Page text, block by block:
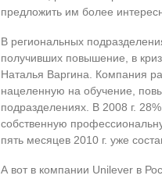
предложить им более
В региональных
получивших повышение, в
Наталья Варгина. Компания
нацеленную на обучение,
подразделениях. В 2008 г.
собственную
пять месяцев 2010 г. уже
А вот в компании Unilever в